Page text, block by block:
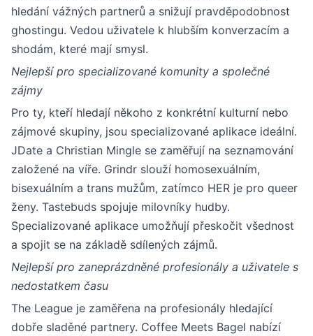
hledání vážných partnerů a snižují pravděpodobnost
ghostingu. Vedou uživatele k hlubším konverzacím a
shodám, které mají smysl.
Nejlepší pro specializované komunity a společné
zájmy
Pro ty, kteří hledají někoho z konkrétní kulturní nebo
zájmové skupiny, jsou specializované aplikace ideální.
JDate a Christian Mingle se zaměřují na seznamování
založené na víře. Grindr slouží homosexuálním,
bisexuálním a trans mužům, zatímco HER je pro queer
ženy. Tastebuds spojuje milovníky hudby.
Specializované aplikace umožňují přeskočit všednost
a spojit se na základě sdílených zájmů.
Nejlepší pro zaneprázdněné profesionály a uživatele s
nedostatkem času
The League je zaměřena na profesionály hledající
dobře sladěné partnery. Coffee Meets Bagel nabízí